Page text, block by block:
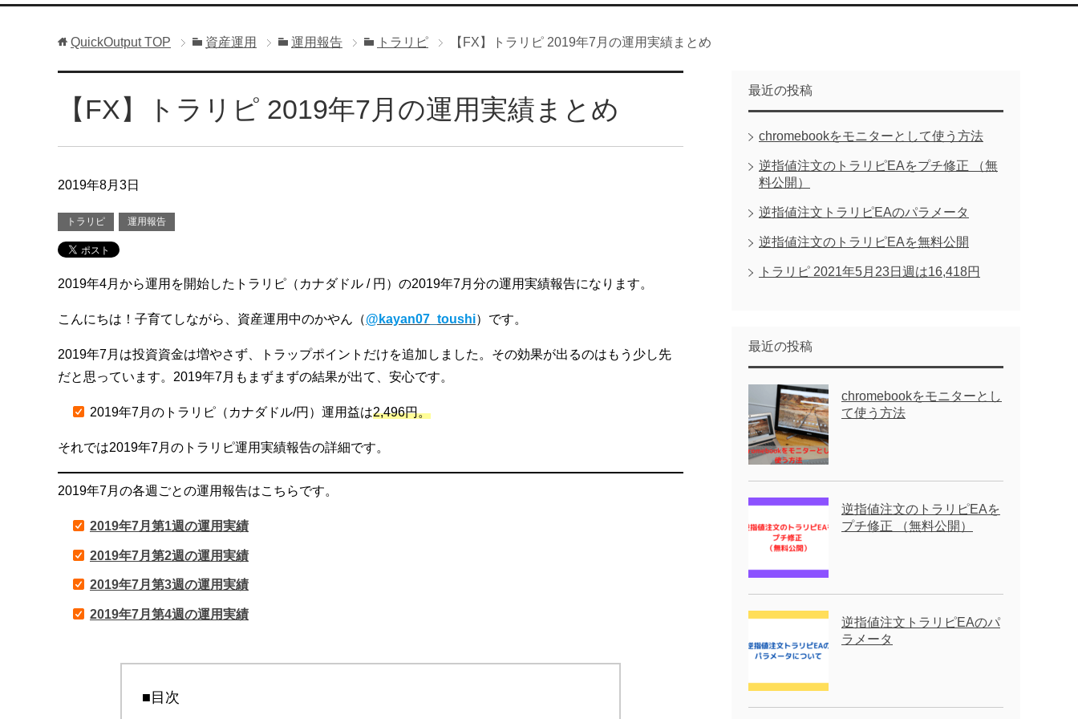
QuickOutputTOP 資産運用 運用報告 トラリピ 【FX】トラリピ 2019年7月の運用実績まとめ
【FX】トラリピ 2019年7月の運用実績まとめ
2019年8月3日
トラリピ 運用報告
2019年4月から運用を開始したトラリピ（カナダドル / 円）の2019年7月分の運用実績報告になります。
こんにちは！子育てしながら、資産運用中のかやん（@kayan07_toushi）です。
2019年7月は投資資金は増やさず、トラップポイントだけを追加しました。その効果が出るのはもう少し先
だと思っています。2019年7月もまずまずの結果が出て、安心です。
2019年7月のトラリピ（カナダドル/円）運用益は2,496円。
それでは2019年7月のトラリピ運用実績報告の詳細です。
2019年7月の各週ごとの運用報告はこちらです。
2019年7月第1週の運用実績
2019年7月第2週の運用実績
2019年7月第3週の運用実績
2019年7月第4週の運用実績
■目次
最近の投稿
chromebookをモニターとして使う方法
逆指値注文のトラリピEAをプチ修正 （無
料公開）
逆指値注文トラリピEAのパラメータ
逆指値注文のトラリピEAを無料公開
トラリピ 2021年5月23日週は16,418円
最近の投稿
chromebookをモニターとし
て使う方法
逆指値注文のトラリピEAを
プチ修正 （無料公開）
逆指値注文トラリピEAのパ
ラメータ